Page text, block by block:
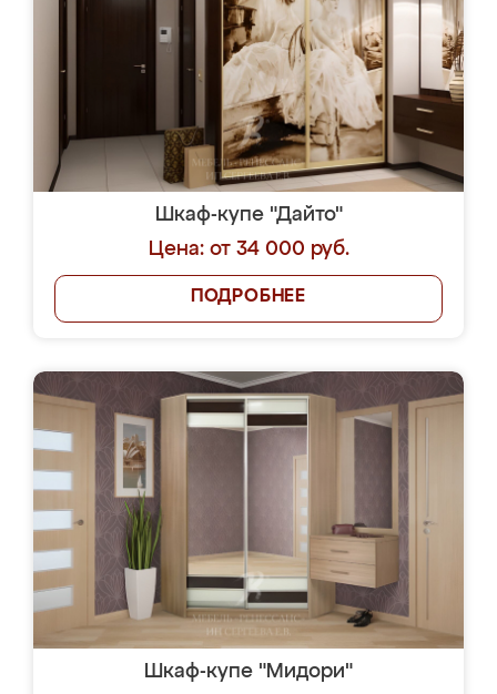
Шкаф-купе "Дайто"
Цена: от 34 000 руб.
ПОДРОБНЕЕ
Шкаф-купе "Мидори"